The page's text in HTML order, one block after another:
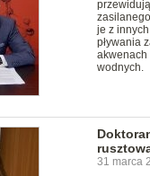
je z
pływania
akwenach
wodnych.
31 marca